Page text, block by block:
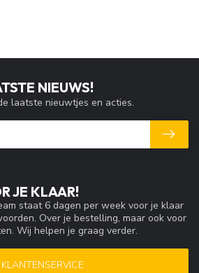
JE KLAAR!
staat 6 dagen per week voor je klaar
Over je bestelling, maar ook voor
Wij helpen je graag verder.
KLANTENSERVICE
NIEUWS!
laatste nieuwtjes en acties.